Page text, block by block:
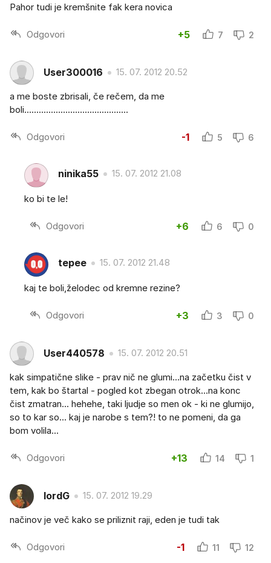
Pahor tudi je kremšnite fak kera novica
Odgovori +5 7 2
User300016 15. 07. 2012 20.52
a me boste zbrisali, če rečem, da me
boli...........................................
Odgovori -1 5 6
ninika55 15. 07. 2012 21.08
ko bi te le!
Odgovori +6 6 0
tepee 15. 07. 2012 21.48
kaj te boli,želodec od kremne rezine?
Odgovori +3 3 0
User440578 15. 07. 2012 20.51
kak simpatične slike - prav nič ne glumi...na začetku čist v
tem, kak bo štartal - pogled kot zbegan otrok...na konc
čist zmatran... hehehe, taki ljudje so men ok - ki ne glumijo,
so to kar so... kaj je narobe s tem?! to ne pomeni, da ga
bom volila...
Odgovori +13 14 1
lordG 15. 07. 2012 19.29
načinov je več kako se priliznit raji, eden je tudi tak
Odgovori -1 11 12